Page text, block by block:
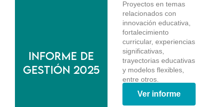
Informe de
gestión 2025
Proyectos en temas
relacionados con
innovación educativa,
fortalecimiento
curricular, experiencias
significativas,
trayectorias educativas
y modelos flexibles,
entre otros.
Ver informe